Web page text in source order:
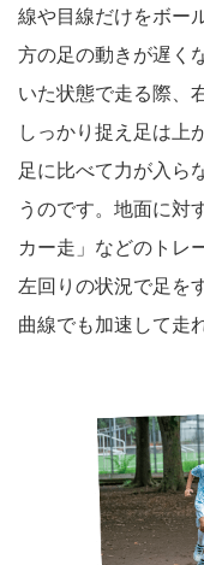
線や目線だけをボー
方の足の動きが遅く
いた状態で走る際、
しっかり捉え足は上
足に比べて力が入ら
うのです。地面に対
カー走」などのトレ
左回りの状況で足を
曲線でも加速して走